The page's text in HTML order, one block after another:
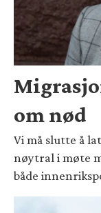
om nød
Vi må slutte å
nøytral i møte
både